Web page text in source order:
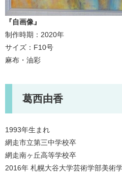
『自画像』
制作時期：2020年
サイズ：F10号
麻布・油彩
葛西由香
1993年生まれ
網走市立第三中学校卒
網走南ヶ丘高等学校卒
2016年 札幌大谷大学芸術学部美術